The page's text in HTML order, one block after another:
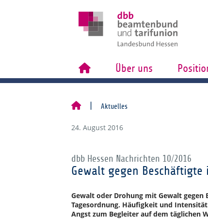
Über uns
Aktuelles
24. August 2016
dbb Hessen Nachrichten 10/2016
Gewalt gegen
Gewalt oder Drohung mit Gewalt
Tagesordnung. Häufigkeit und
Angst zum Begleiter auf dem täglichen